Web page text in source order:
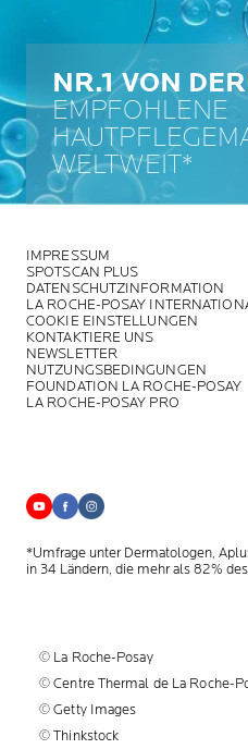
NR.1 VON
EMPFOHLENE
WELTWEIT*
IMPRESSUM
SPOTSCAN PLUS
DATENSCHUTZINFORMATION
LA ROCHE-POSAY
COOKIE EINSTELLUNGEN
KONTAKTIERE UNS
NEWSLETTER
NUTZUNGSBEDINGUNGEN
FOUNDATION LA ROCHE-POSAY
LA ROCHE-POSAY PRO
*Umfrage unter Dermatologen,
in 34 Ländern, die mehr als 82%
© La Roche-Posay
© Centre Thermal de La Roche-
© Getty Images
© Thinkstock